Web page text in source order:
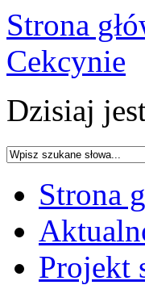
Strona
Cekcynie
Dzisiaj
Strona
Projekt